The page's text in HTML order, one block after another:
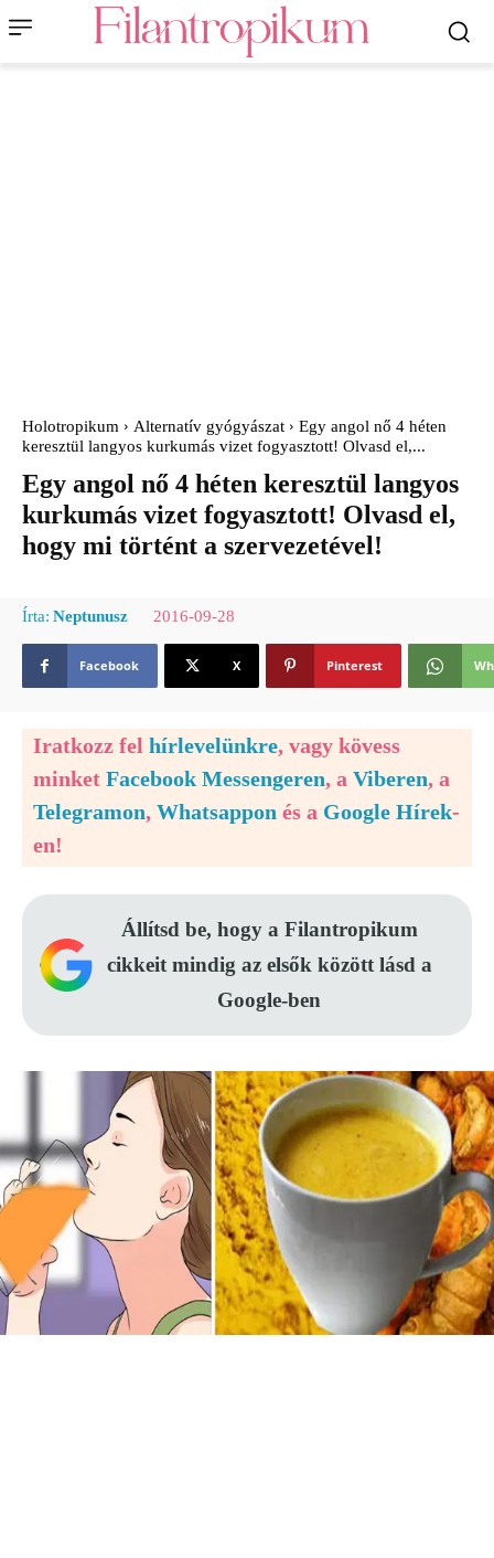
Holotropikum Alternatív gyógyászat
Egy angol nő 4 héten
keresztül langyos kurkumás vizet fogyasztott! Olvasd el,...
Egy angol nő 4 héten keresztül langyos
kurkumás vizet fogyasztott! Olvasd el,
hogy mi történt a szervezetével!
Írta: Neptunusz 2016-09-28
Facebook X Pinterest
Iratkozz fel hírlevelünkre, vagy kövess
minket Facebook Messengeren, a Viberen, a
Telegramon, Whatsappon és a Google Hírek-
en!
Állítsd be, hogy a Filantropikum
cikkeit mindig az elsők között lásd a
Google-ben